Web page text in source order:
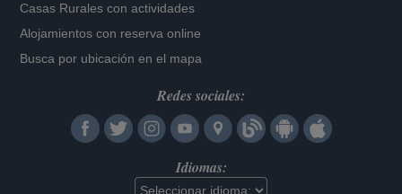
Casas Rurales con actividades
Alojamientos con reserva online
Busca por ubicación en el mapa
Redes sociales:
Idiomas: